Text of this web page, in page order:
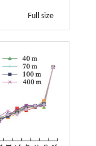
Full size